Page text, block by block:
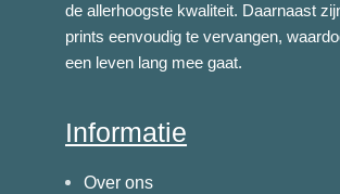
de allerhoogste kwaliteit. Daarnaast
prints eenvoudig te vervangen,
een leven lang mee gaat.
Informatie
Over ons